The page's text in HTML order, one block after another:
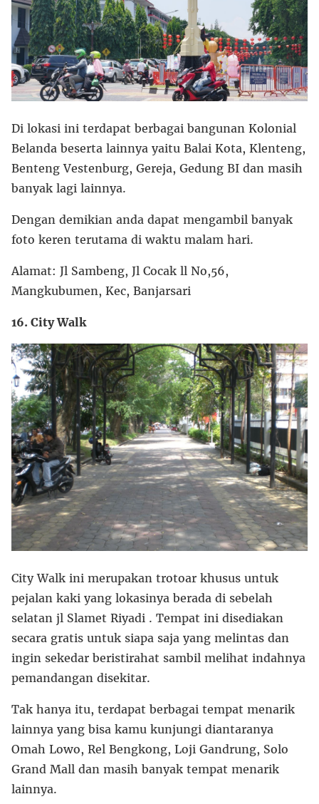
Di lokasi ini terdapat berbagai bangunan Kolonial
Belanda beserta lainnya yaitu Balai Kota, Klenteng,
Benteng Vestenburg, Gereja, Gedung BI dan masih
banyak lagi lainnya.
Dengan demikian anda dapat mengambil banyak
foto keren terutama di waktu malam hari.
Alamat: Jl Sambeng, Jl Cocak ll No,56,
Mangkubumen, Kec, Banjarsari
16. City Walk
City Walk ini merupakan trotoar khusus untuk
pejalan kaki yang lokasinya berada di sebelah
selatan jl Slamet Riyadi . Tempat ini disediakan
secara gratis untuk siapa saja yang melintas dan
ingin sekedar beristirahat sambil melihat indahnya
pemandangan disekitar.
Tak hanya itu, terdapat berbagai tempat menarik
lainnya yang bisa kamu kunjungi diantaranya
Omah Lowo, Rel Bengkong, Loji Gandrung, Solo
Grand Mall dan masih banyak tempat menarik
lainnya.